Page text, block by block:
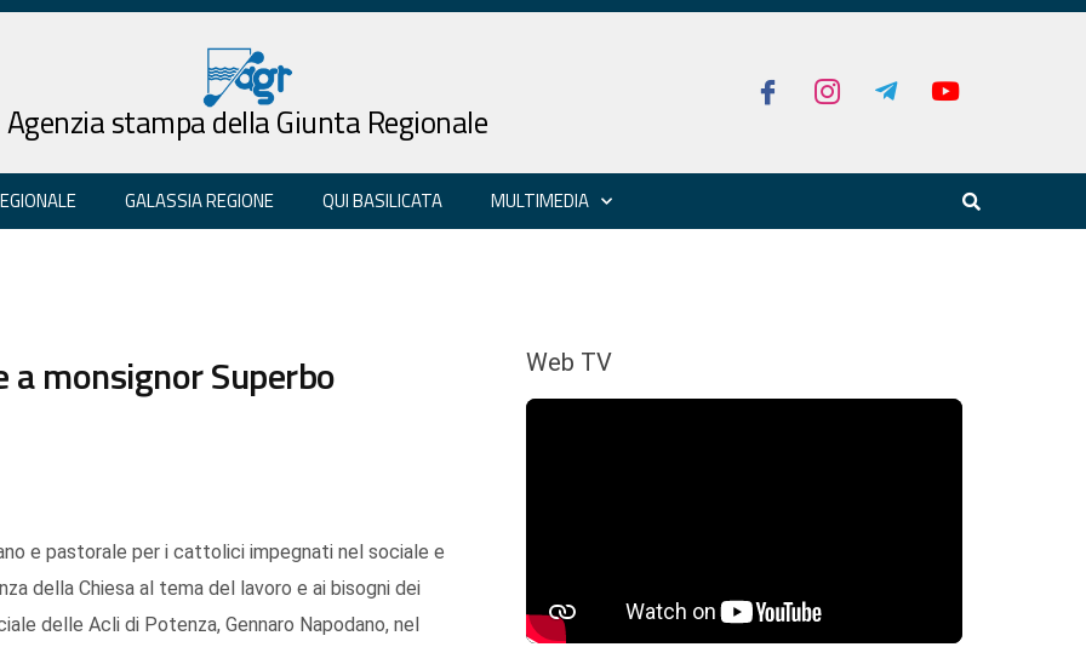
Agenzia stampa della Giunta Regionale
GALASSIA REGIONE QUI BASILICATA MULTIMEDIA
a monsignor Superbo
e pastorale per i cattolici impegnati nel sociale e
della Chiesa al tema del lavoro e ai bisogni dei
delle Acli di Potenza, Gennaro Napodano, nel
Web TV